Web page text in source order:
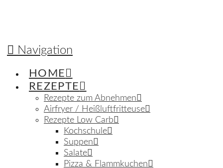
Navigation
HOME
REZEPTE
Rezepte zum Abnehmen
Airfryer / Heißluftfritteuse
Rezepte Low Carb
Kochschule
Suppen
Salate
Pizza & Flammkuchen